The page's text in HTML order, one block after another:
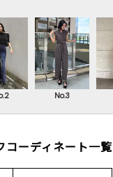
No.3
コーディネート一覧